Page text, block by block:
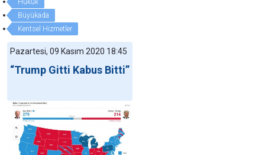
Hukuk
Büyükada
Kentsel Hizmetler
Pazartesi, 09 Kasım 2020 18:45
“Trump Gitti Kabus Bitti”